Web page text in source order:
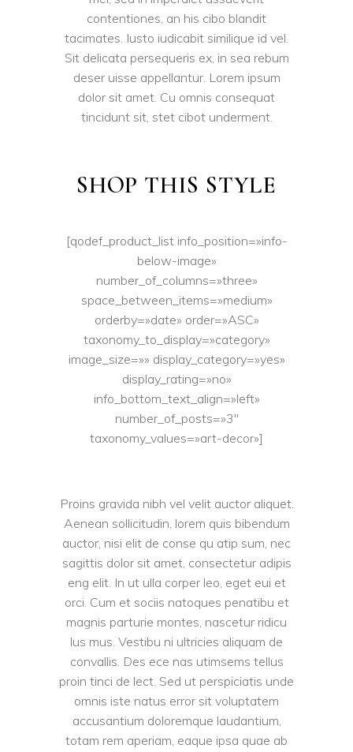
contentiones, an his cibo blandit
tacimates. Iusto iudicabit similique id vel.
Sit delicata persequeris ex, in sea rebum
deser uisse appellantur. Lorem ipsum
dolor sit amet. Cu omnis consequat
tincidunt sit, stet cibot underment.
SHOP THIS STYLE
[qodef_product_list info_position=»info-
below-image»
number_of_columns=»three»
space_between_items=»medium»
orderby=»date» order=»ASC»
taxonomy_to_display=»category»
image_size=»» display_category=»yes»
display_rating=»no»
info_bottom_text_align=»left»
number_of_posts=»3″
taxonomy_values=»art-decor»]
Proins gravida nibh vel velit auctor aliquet.
Aenean sollicitudin, lorem quis bibendum
auctor, nisi elit de conse qu atip sum, nec
sagittis dolor sit amet, consectetur adipis
eng elit. In ut ulla corper leo, eget eui et
orci. Cum et sociis natoques penatibu et
magnis parturie montes, nascetur ridicu
lus mus. Vestibu ni ultricies aliquam de
convallis. Des ece nas utimsems tellus
proin tinci de lect. Sed ut perspiciatis unde
omnis iste natus error sit voluptatem
accusantium doloremque laudantium,
totam rem aperiam, eaque ipsa quae ab